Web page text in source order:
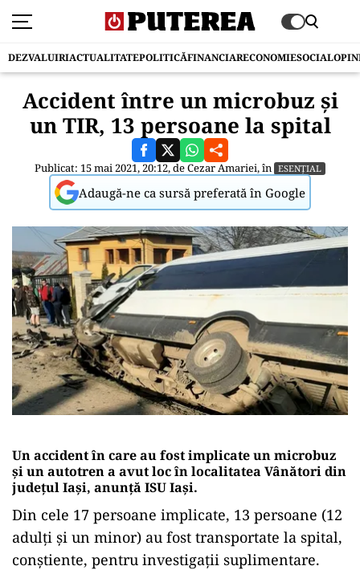
DEZVALUIRIACTUALITATEPOLITICĂFINANCIARECONOMIESOCIAL
Accident între un microbuz și
un TIR, 13 persoane la spital
Publicat: 15 mai 2021, 20:12, deCezar Amariei, în ESENȚIAL
Adaugă-ne ca sursă preferată în Google
Un accident în care au fost implicate un microbuz
și un autotren a avut loc în localitatea Vânători din
județul Iași, anunță ISU Iași.
Din cele 17 persoane implicate, 13 persoane (12
adulți și un minor) au fost transportate la spital,
conștiente, pentru investigații suplimentare.